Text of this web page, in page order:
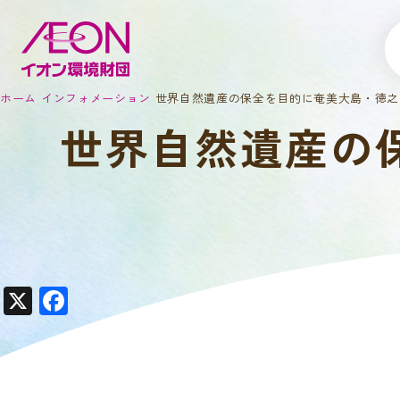
ホーム インフォメーション 世界自然遺産の保全を目的に奄美大島・徳
世界自然遺産の
X
a